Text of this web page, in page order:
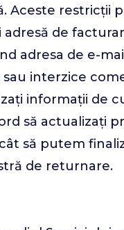
Aceste
de
adresa de e-
interzice
informații
să actualizați
să putem
de returnare.